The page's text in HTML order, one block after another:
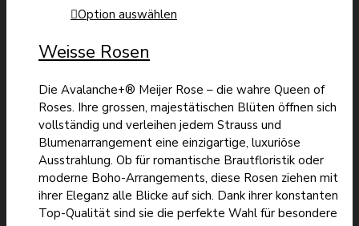
Option auswählen
Weisse Rosen
Die Avalanche+® Meijer Rose – die wahre Queen of
Roses. Ihre grossen, majestätischen Blüten öffnen sich
vollständig und verleihen jedem Strauss und
Blumenarrangement eine einzigartige, luxuriöse
Ausstrahlung. Ob für romantische Brautfloristik oder
moderne Boho-Arrangements, diese Rosen ziehen mit
ihrer Eleganz alle Blicke auf sich. Dank ihrer konstanten
Top-Qualität sind sie die perfekte Wahl für besondere